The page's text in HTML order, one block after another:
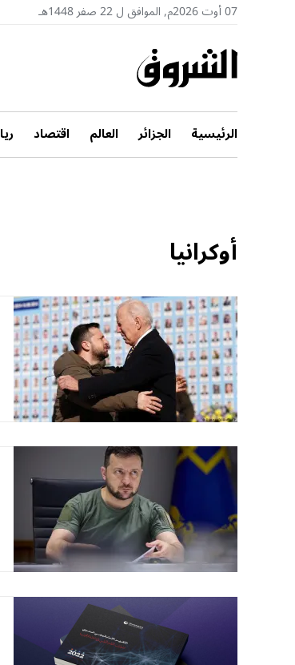
07 أوت 2026م, الموافق ل 22 صفر 1448هـ
الرئيسية الجزائر العالم اقتصاد
أوكرانيا